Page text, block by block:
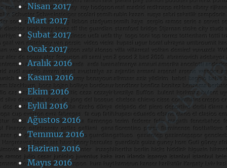
Nisan 2017
Mart 2017
Şubat 2017
Ocak 2017
Aralık 2016
Kasım 2016
Ekim 2016
Eylül 2016
Ağustos 2016
Temmuz 2016
Haziran 2016
Mayıs 2016